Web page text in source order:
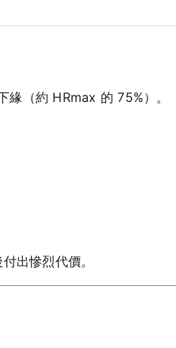
（約 HRmax 的 75%）。
出慘烈代價。